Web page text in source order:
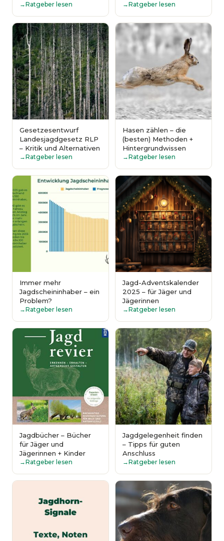
Ratgeber lesen Ratgeber lesen
Gesetzesentwurf
Landesjagdgesetz RLP
– Kritik und Alternativen
Ratgeber lesen
Hasen zählen – die
(besten) Methoden +
Hintergrundwissen
Ratgeber lesen
Immer mehr
Jagdscheininhaber – ein
Problem?
Ratgeber lesen
Jagd-Adventskalender
2025 – für Jäger und
Jägerinnen
Ratgeber lesen
Jagdbücher – Bücher
für Jäger und
Jägerinnen + Kinder
Ratgeber lesen
Jagdgelegenheit finden
– Tipps für guten
Anschluss
Ratgeber lesen